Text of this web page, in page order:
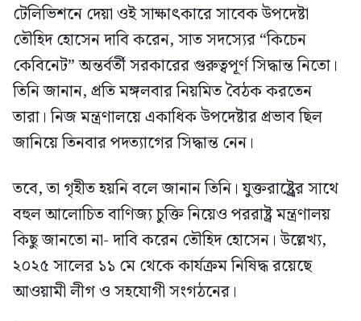
টেলিভিশনে দেয়া ওই সাক্ষাৎকারে সাবেক উপদেষ্টা
তৌহিদ হোসেন দাবি করেন, সাত সদস্যের “কিচেন
কেবিনেট” অন্তর্বর্তী সরকারের গুরুত্বপূর্ণ সিদ্ধান্ত নিতো।
তিনি জানান, প্রতি মঙ্গলবার নিয়মিত বৈঠক করতেন
তারা। নিজ মন্ত্রণালয়ে একাধিক উপদেষ্টার প্রভাব ছিল
জানিয়ে তিনবার পদত্যাগের সিদ্ধান্ত নেন।
তবে, তা গৃহীত হয়নি বলে জানান তিনি। যুক্তরাষ্ট্র্রের সাথে
বহুল আলোচিত বাণিজ্য চুক্তি নিয়েও পররাষ্ট্র মন্ত্রণালয়
কিছু জানতো না- দাবি করেন তৌহিদ হোসেন। উল্লেখ্য,
২০২৫ সালের ১১ মে থেকে কার্যক্রম নিষিদ্ধ রয়েছে
আওয়ামী লীগ ও সহযোগী সংগঠনের।